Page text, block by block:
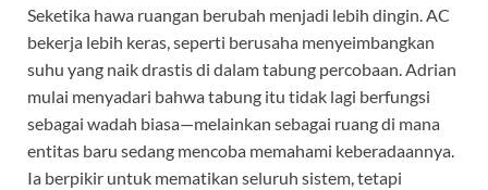
Seketika hawa ruangan berubah menjadi lebih dingin. AC
bekerja lebih keras, seperti berusaha menyeimbangkan
suhu yang naik drastis di dalam tabung percobaan. Adrian
mulai menyadari bahwa tabung itu tidak lagi berfungsi
sebagai wadah biasa—melainkan sebagai ruang di mana
entitas baru sedang mencoba memahami keberadaannya.
Ia berpikir untuk mematikan seluruh sistem, tetapi